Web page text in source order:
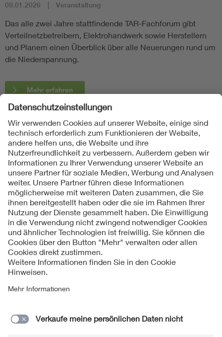
09.01.2026 Veranstaltung
Das alle zwei Jahre stattfindende TAR-Fachforum gibt
Verteilnetzbetreibern, Elektrohandwerk sowie Herstellern
und Planern einen Überblick über alle Neuerungen rund um
die Niederspannung.
Mehr erfahren
Folgen Sie uns
Kontakte
Service
Impressum
Datenschutzinformationen
Cookie Hinweise
Lieferantenportal